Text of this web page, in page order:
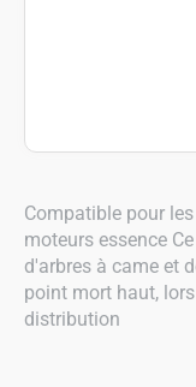
Compatible pour
moteurs essence
d'arbres à came et
point mort haut,
distribution